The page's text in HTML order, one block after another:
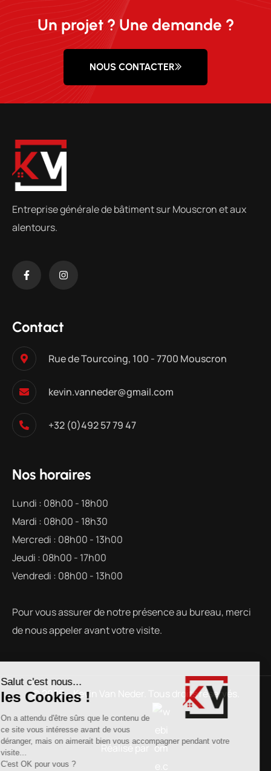
Un projet ? Une demande ?
NOUS CONTACTER
Entreprise générale de bâtiment sur Mouscron et aux
alentours.
Contact
Rue de Tourcoing, 100 - 7700 Mouscron
kevin.vanneder@gmail.com
+32 (0)492 57 79 47
Nos horaires
Lundi : 08h00 - 18h00
Mardi : 08h00 - 18h30
Mercredi : 08h00 - 13h00
Jeudi : 08h00 - 17h00
Vendredi : 08h00 - 13h00
Pour vous assurer de notre présence au bureau, merci
de nous appeler avant votre visite.
© 2025 – Kevin Van Neder. Tous droits réservés.
Réalisé par